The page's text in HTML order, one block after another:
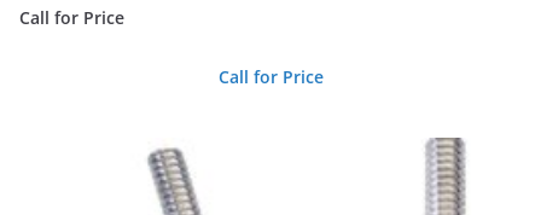
Call for Price
Call for Price